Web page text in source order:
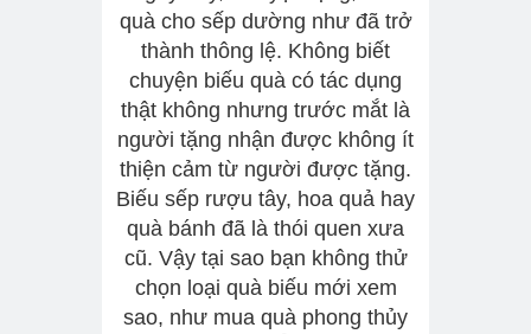
quà cho sếp dường như đã trở
thành thông lệ. Không biết
chuyện biếu quà có tác dụng
thật không nhưng trước mắt là
người tặng nhận được không ít
thiện cảm từ người được tặng.
Biếu sếp rượu tây, hoa quả hay
quà bánh đã là thói quen xưa
cũ. Vậy tại sao bạn không thử
chọn loại quà biếu mới xem
sao, như mua quà phong thủy